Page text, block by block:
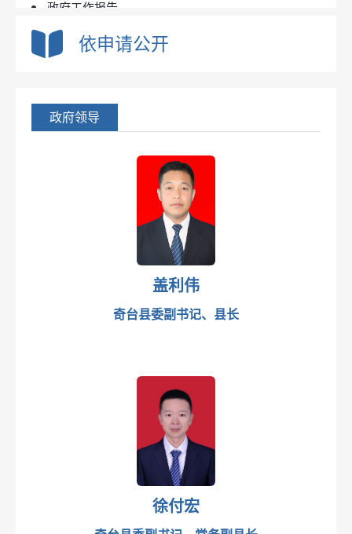
政府工作报告
政府网站年度报表
重点领域信息公开
人事信息及公务员招考
人事任免
权力事项清单
行政许可和其他对外管理服务
行政处罚、强制清单及办理公示
处罚/强制/结果公示（线上）
处罚/强制/结果公示（线下）
依申请公开
政府领导
盖利伟
奇台县委副书记、县长
徐付宏